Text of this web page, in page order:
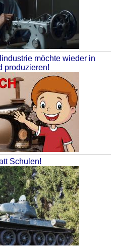
möchte wieder in
produzieren!
Schulen!